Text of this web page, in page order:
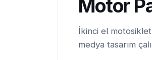
Motor
İkinci el
medya tasarım